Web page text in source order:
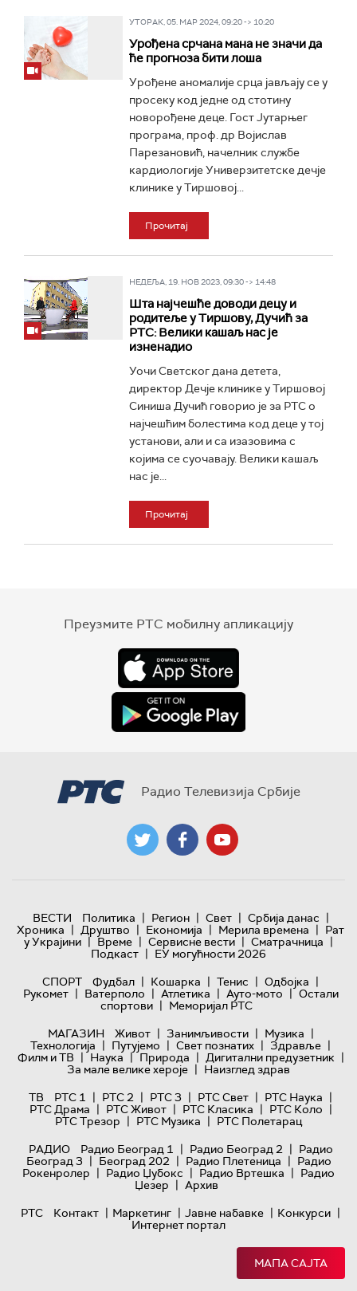
УТОРАК, 05. МАР 2024, 09:20 -> 10:20
Урођена срчана мана не значи да
ће прогноза бити лоша
Урођене аномалије срцa jављају се у
просеку код једне од стотину
новорођене деце. Гост Јутарњег
програма, проф. др Војислав
Парезановић, начелник службе
кардиологије Универзитетске дечје
клинике у Тиршовој...
Прочитај
НЕДЕЉА, 19. НОВ 2023, 09:30 -> 14:48
Шта најчешће доводи децу и
родитеље у Тиршову, Дучић за
РТС: Велики кашаљ нас је
изненадио
Уочи Светског дана детета,
директор Дечје клинике у Тиршовој
Синиша Дучић говорио је за РТС о
најчешћим болестима код деце у тој
установи, али и са изазовима с
којима се суочавају. Велики кашаљ
нас је...
Прочитај
Преузмите РТС мобилну апликацију
Радио Телевизија Србије
ВЕСТИ Политика | Регион | Свет | Србија данас |
Хроника | Друштво | Економија | Мерила времена | Рат
у Украјини | Време | Сервисне вести | Сматрачница |
Подкаст | ЕУ могућности 2026
СПОРТ
Фудбал | Кошарка | Тенис | Одбојка |
Рукомет | Ватерполо | Атлетика | Ауто-мото | Остали
спортови | Меморијал РТС
МАГАЗИН
Живот | Занимљивости | Музика |
Технологијa | Путујемо | Свет познатих | Здравље |
Филм и ТВ | Наука | Природа | Дигитални предузетник |
За мале велике хероје | Наизглед здрав
ТВ
РТС 1 | РТС 2 | РТС 3 | РТС Свет | РТС Наука |
РТС Драма | РТС Живот | РТС Класика | РТС Коло |
РТС Трезор | РТС Музика | РТС Полетарац
РАДИО
Радио Београд 1 | Радио Београд 2 | Радио
Београд 3 | Београд 202 | Радио Плетеница | Радио
Рокенролер | Радио Џубокс | Радио Вртешка | Радио
Џезер | Архив
РТС
Контакт | Маркетинг | Јавне набавке | Конкурси |
Интернет портал
МАПА САЈТА